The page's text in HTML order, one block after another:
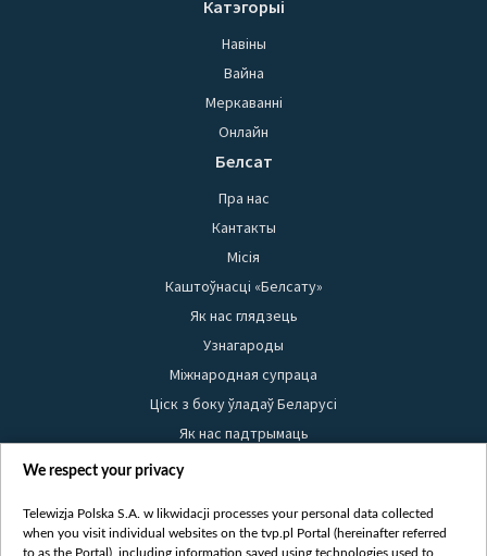
Катэгорыі
Навіны
Вайна
Меркаванні
Онлайн
Белсат
Пра нас
Кантакты
Місія
Каштоўнасці «Белсату»
Як нас глядзець
Узнагароды
Міжнародная супраца
Ціск з боку ўладаў Беларусі
Як нас падтрымаць
Правілы выкарыстання матэрыялаў
Бяспека
Youtube
We respect your privacy
Telewizja Polska S.A. w likwidacji processes your personal data collected
when you visit individual websites on the tvp.pl Portal (hereinafter referred
to as the Portal), including information saved using technologies used to